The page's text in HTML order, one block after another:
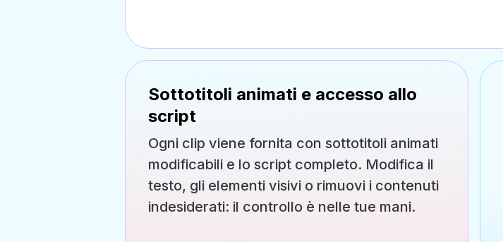
Sottotitoli animati e accesso allo
script
Ogni clip viene fornita con sottotitoli animati
modificabili e lo script completo. Modifica il
testo, gli elementi visivi o rimuovi i contenuti
indesiderati: il controllo è nelle tue mani.